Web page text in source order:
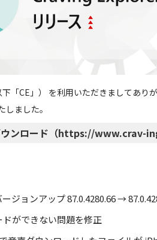
「CE」） を利用いただきましてあり
ました。
ンロード（https://www.crav-
ジョンアップ 87.0.4280.66 →
ができない問題を修正